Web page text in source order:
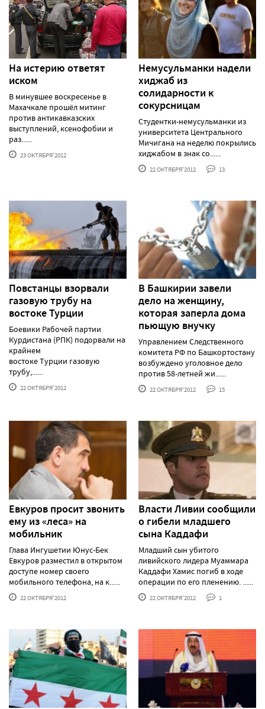
На истерию ответят
иском
В минувшее воскресенье в
Махачкале прошёл митинг
против антикавказских
выступлений, ксенофобии и
раз......
23 ОКТЯБРЯ'2012
Немусульманки надели
хиджаб из
солидарности к
сокурсницам
Студентки-немусульманки из
университета Центрального
Мичигана на неделю покрылись
хиджабом в знак со......
22 ОКТЯБРЯ'2012 13
Повстанцы взорвали
газовую трубу на
востоке Турции
Боевики Рабочей партии
Курдистана (РПК) подорвали на
крайнем
востоке Турции газовую
трубу,......
22 ОКТЯБРЯ'2012
В Башкирии завели
дело на женщину,
которая заперла дома
пьющую внучку
Управлением Следственного
комитета РФ по Башкортостану
возбуждено уголовное дело
против 58-летней жи......
22 ОКТЯБРЯ'2012 15
Евкуров просит звонить
ему из «леса» на
мобильник
Глава Ингушетии Юнус-Бек
Евкуров разместил в открытом
доступе номер своего
мобильного телефона, на к......
22 ОКТЯБРЯ'2012
Власти Ливии сообщили
о гибели младшего
сына Каддафи
Младший сын убитого
ливийского лидера Муаммара
Каддафи Хамис погиб в ходе
операции по его пленению. ......
22 ОКТЯБРЯ'2012 1